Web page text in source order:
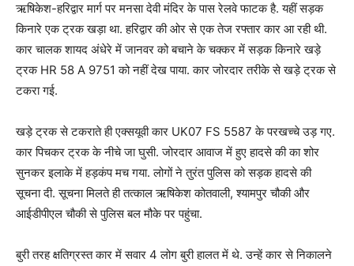
ऋषिकेश-हरिद्वार मार्ग पर मनसा देवी मंदिर के पास रेलवे फाटक है. यहीं सड़क
किनारे एक ट्रक खड़ा था. हरिद्वार की ओर से एक तेज रफ्तार कार आ रही थी.
कार चालक शायद अंधेरे में जानवर को बचाने के चक्कर में सड़क किनारे खड़े
ट्रक HR 58 A 9751 को नहीं देख पाया. कार जोरदार तरीके से खड़े ट्रक से
टकरा गई.
खड़े ट्रक से टकराते ही एक्सयूवी कार UK07 FS 5587 के परखच्चे उड़ गए.
कार पिचकर ट्रक के नीचे जा घुसी. जोरदार आवाज में हुए हादसे की का शोर
सुनकर इलाके में हड़कंप मच गया. लोगों ने तुरंत पुलिस को सड़क हादसे की
सूचना दी. सूचना मिलते ही तत्काल ऋषिकेश कोतवाली, श्यामपुर चौकी और
आईडीपीएल चौकी से पुलिस बल मौके पर पहुंचा.
बुरी तरह क्षतिग्रस्त कार में सवार 4 लोग बुरी हालत में थे. उन्हें कार से निकालने